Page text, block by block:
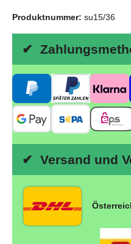
Produktnummer: su15/36
✔
✔ Versand und